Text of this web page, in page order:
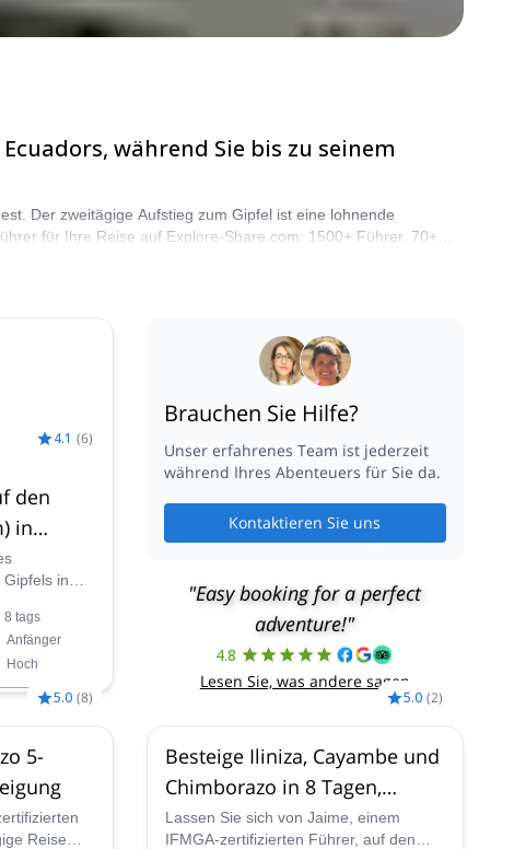
während Sie bis zu seinem
Der zweitägige Aufstieg zum Gipfel ist eine lohnende
für Ihre Reise auf Explore-Share.com: 1500+ Führer, 70+
Die Berge rufen!
4.1 (6)
den
in
in
und
Juan
8 tags
Anfänger
Hoch
Brauchen Sie Hilfe?
Unser erfahrenes Team ist jederzeit
während Ihres Abenteuers für Sie da.
Kontaktieren Sie uns
"Easy booking for a perfect
adventure!"
4.8
Lesen Sie, was andere sagen
5.0 (8)
5-
Reise
5.0 (2)
Besteige Iliniza, Cayambe und
Chimborazo in 8 Tagen,
Ecuador
Lassen Sie sich von Jaime, einem
IFMGA-zertifizierten Führer, auf den